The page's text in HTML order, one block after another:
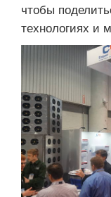
чтобы
технологиях и